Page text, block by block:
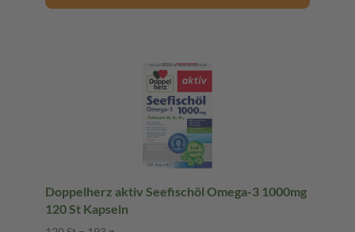
Doppelherz aktiv Seefischöl Omega-3 1000mg
120 St Kapseln